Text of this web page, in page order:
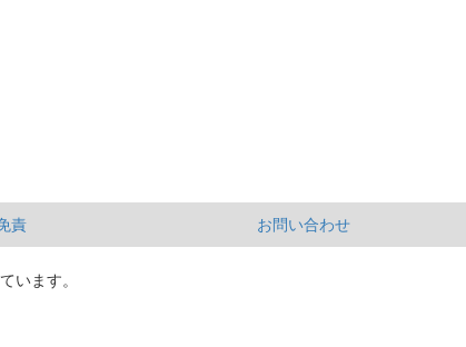
責 お問い合わせ
います。